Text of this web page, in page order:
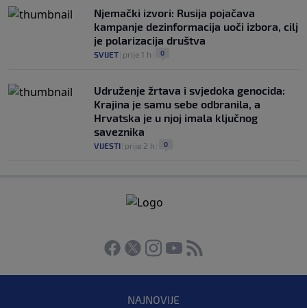
Njemački izvori: Rusija pojačava
kampanje dezinformacija uoči izbora, cilj
je polarizacija društva
SVIJET prije 1 h 0
Udruženje žrtava i svjedoka genocida:
Krajina je samu sebe odbranila, a
Hrvatska je u njoj imala ključnog
saveznika
VIJESTI prije 2 h 0
NAJNOVIJE